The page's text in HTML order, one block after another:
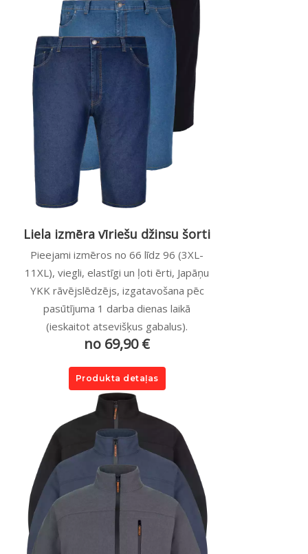
Liela izmēra vīriešu džinsu šorti
Pieejami izmēros no 66 līdz 96 (3XL-
11XL), viegli, elastīgi un ļoti ērti, Japāņu
YKK rāvējslēdzējs, izgatavošana pēc
pasūtījuma 1 darba dienas laikā
(ieskaitot atsevišķus gabalus).
no 69,90 €
Produkta detaļas